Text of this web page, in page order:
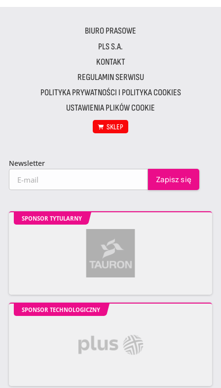
BIURO PRASOWE
PLS S.A.
KONTAKT
REGULAMIN SERWISU
POLITYKA PRYWATNOŚCI I POLITYKA COOKIES
USTAWIENIA PLIKÓW COOKIE
SKLEP
Newsletter
SPONSOR TYTULARNY
SPONSOR TECHNOLOGICZNY